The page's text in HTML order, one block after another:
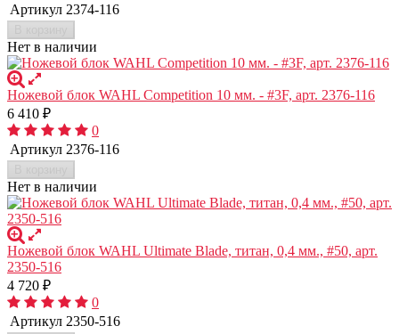
Артикул 2374-116
Нет в наличии
Ножевой блок WAHL Competition 10 мм. - #3F, арт. 2376-116
6 410 ₽
0
Артикул 2376-116
Нет в наличии
Ножевой блок WAHL Ultimate Blade, титан, 0,4 мм., #50, арт.
2350-516
4 720 ₽
0
Артикул 2350-516